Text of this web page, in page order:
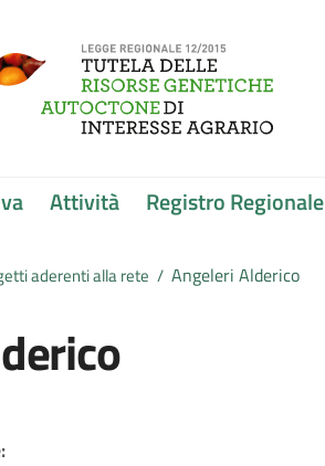
Attività Registro Regionale
aderenti alla rete / Angeleri Alderico